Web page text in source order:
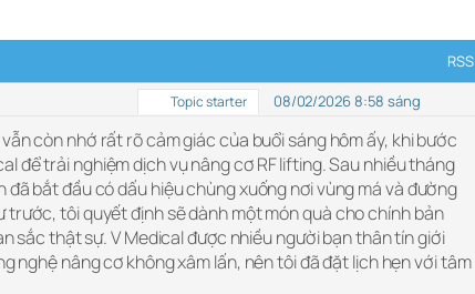
RSS
Topic starter 08/02/2026 8:58 sáng
còn nhớ rất rõ cảm giác của buổi sáng hôm ấy, khi bước
để trải nghiệm dịch vụ nâng cơ RF lifting. Sau nhiều tháng
đã bắt đầu có dấu hiệu chùng xuống nơi vùng má và đường
trước, tôi quyết định sẽ dành một món quà cho chính bản
sắc thật sự. V Medical được nhiều người bạn thân tín giới
nghệ nâng cơ không xâm lấn, nên tôi đã đặt lịch hẹn với tâm